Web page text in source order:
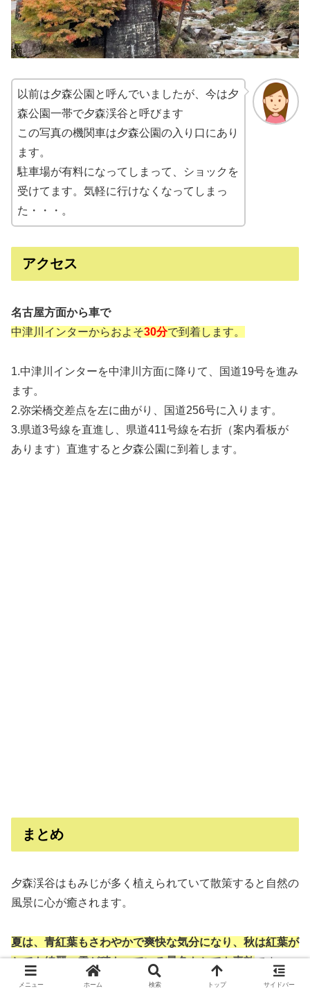
以前は夕森公園と呼んでいましたが、今は夕
森公園一帯で夕森渓谷と呼びます
この写真の機関車は夕森公園の入り口にあり
ます。
駐車場が有料になってしまって、ショックを
受けてます。気軽に行けなくなってしまっ
た・・・。
アクセス
名古屋方面から車で
中津川インターからおよそ30分で到着します。
1.中津川インターを中津川方面に降りて、国道19号を進み
ます。
2.弥栄橋交差点を左に曲がり、国道256号に入ります。
3.県道3号線を直進し、県道411号線を右折（案内看板が
あります）直進すると夕森公園に到着します。
まとめ
夕森渓谷はもみじが多く植えられていて散策すると自然の
風景に心が癒されます。
夏は、青紅葉もさわやかで爽快な気分になり、秋は紅葉が
とても綺麗、雪が積もっている景色もとても素敵です。
竜神の滝のマイナスイオンで癒されてくださいね。
メニュー ホーム 検索 トップ サイドバー